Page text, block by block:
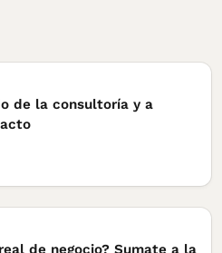
de la consultoría y a
de negocio? Sumate a la